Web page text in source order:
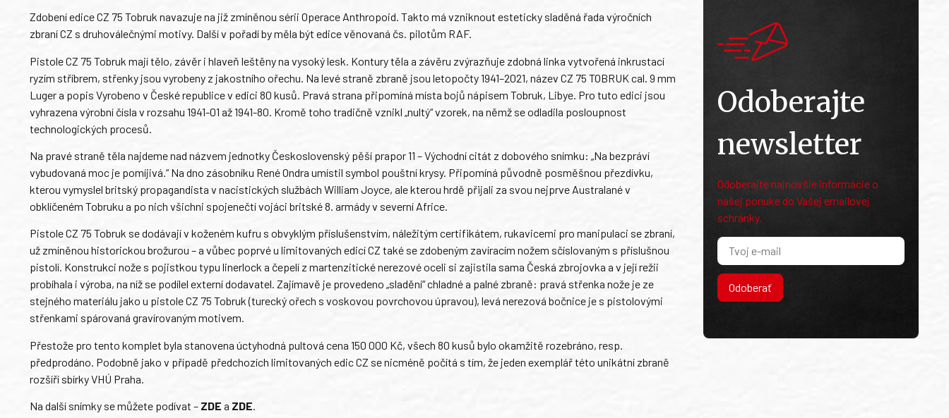
Zdobení edice CZ 75 Tobruk navazuje na již zmíněnou sérii Operace Anthropoid. Takto má vzniknout esteticky sladěná řada výročních
zbraní CZ s druhoválečnými motivy. Další v pořadí by měla být edice věnovaná čs. pilotům RAF.
Pistole CZ 75 Tobruk mají tělo, závěr i hlaveň leštěny na vysoký lesk. Kontury těla a závěru zvýrazňuje zdobná linka vytvořená inkrustací
ryzím stříbrem, střenky jsou vyrobeny z jakostního ořechu. Na levé straně zbraně jsou letopočty 1941–2021, název CZ 75 TOBRUK cal. 9 mm
Luger a popis Vyrobeno v České republice v edici 80 kusů. Pravá strana připomíná místa bojů nápisem Tobruk, Libye. Pro tuto edici jsou
vyhrazena výrobní čísla v rozsahu 1941-01 až 1941-80. Kromě toho tradičně vznikl „nultý“ vzorek, na němž se odladila posloupnost
technologických procesů.
Na pravé straně těla najdeme nad názvem jednotky Československý pěší prapor 11 – Východní citát z dobového snímku: „Na bezpráví
vybudovaná moc je pomíjivá.“ Na dno zásobníku René Ondra umístil symbol pouštní krysy. Připomíná původně posměšnou přezdívku,
kterou vymyslel britský propagandista v nacistických službách William Joyce, ale kterou hrdě přijali za svou nejprve Australané v
obklíčeném Tobruku a po nich všichni spojenečtí vojáci britské 8. armády v severní Africe.
Pistole CZ 75 Tobruk se dodávají v koženém kufru s obvyklým příslušenstvím, náležitým certifikátem, rukavicemi pro manipulaci se zbraní,
už zmíněnou historickou brožurou – a vůbec poprvé u limitovaných edicí CZ také se zdobeným zavíracím nožem sčíslovaným s příslušnou
pistolí. Konstrukci nože s pojistkou typu linerlock a čepelí z martenzitické nerezové oceli si zajistila sama Česká zbrojovka a v její režii
probíhala i výroba, na níž se podílel externí dodavatel. Zajímavě je provedeno „sladění“ chladné a palné zbraně: pravá střenka nože je ze
stejného materiálu jako u pistole CZ 75 Tobruk (turecký ořech s voskovou povrchovou úpravou), levá nerezová bočnice je s pistolovými
střenkami spárovaná gravírovaným motivem.
Přestože pro tento komplet byla stanovena úctyhodná pultová cena 150 000 Kč, všech 80 kusů bylo okamžitě rozebráno, resp.
předprodáno. Podobně jako v případě předchozích limitovaných edic CZ se nicméně počítá s tím, že jeden exemplář této unikátní zbraně
rozšíří sbírky VHÚ Praha.
Na další snímky se můžete podívat – ZDE a ZDE.
Odoberajte
newsletter
Odoberajte najnovšie informácie o
našej ponuke do Vašej emailovej
schránky.
Odoberať